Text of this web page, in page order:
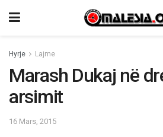
Hyrje Lajme
Marash Dukaj në
arsimit
16 Mars, 2015